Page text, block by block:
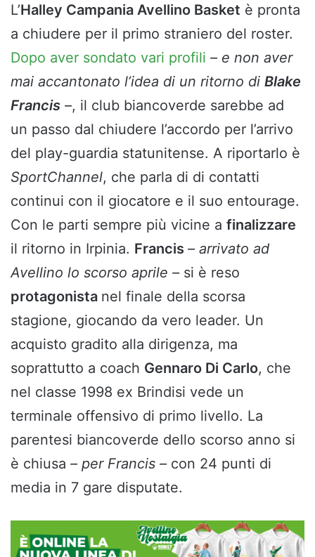
L’Halley Campania Avellino Basket è pronta
a chiudere per il primo straniero del roster.
Dopo aver sondato vari profili – e non aver
mai accantonato l’idea di un ritorno di Blake
Francis –, il club biancoverde sarebbe ad
un passo dal chiudere l’accordo per l’arrivo
del play-guardia statunitense. A riportarlo è
SportChannel, che parla di di contatti
continui con il giocatore e il suo entourage.
Con le parti sempre più vicine a finalizzare
il ritorno in Irpinia. Francis – arrivato ad
Avellino lo scorso aprile – si è reso
protagonista nel finale della scorsa
stagione, giocando da vero leader. Un
acquisto gradito alla dirigenza, ma
soprattutto a coach Gennaro Di Carlo, che
nel classe 1998 ex Brindisi vede un
terminale offensivo di primo livello. La
parentesi biancoverde dello scorso anno si
è chiusa – per Francis – con 24 punti di
media in 7 gare disputate.